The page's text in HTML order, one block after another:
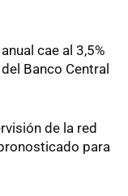
cae al 3,5%
Banco Central
de la red
para